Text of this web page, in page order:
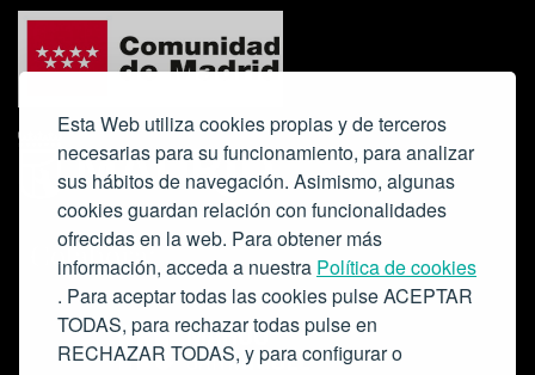
Esta Web utiliza cookies propias y de terceros
necesarias para su funcionamiento, para analizar
sus hábitos de navegación. Asimismo, algunas
cookies guardan relación con funcionalidades
ofrecidas en la web. Para obtener más
información, acceda a nuestra Política de cookies
. Para aceptar todas las cookies pulse ACEPTAR
TODAS, para rechazar todas pulse en
RECHAZAR TODAS, y para configurar o
Colabora: